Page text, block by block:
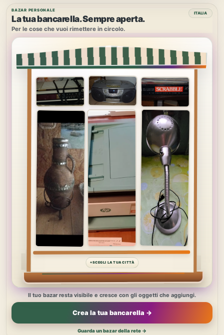
BAZAR PERSONALE
La tua bancarella. Sempre aperta.
Per le cose che vuoi rimettere in circolo.
ITALIA
⌖SCEGLI LA TUA CITTÀ
Il tuo bazar resta visibile e cresce con gli oggetti che aggiungi.
Crea la tua bancarella →
Guarda un bazar della rete →